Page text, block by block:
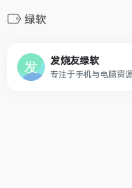
绿软
发烧友绿软